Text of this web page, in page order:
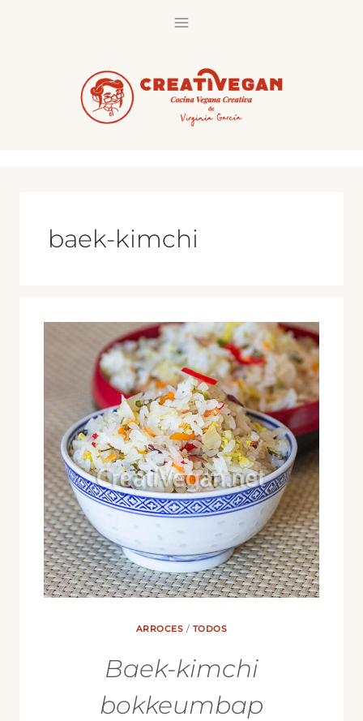
baek-kimchi
ARROCES / TODOS
Baek-kimchi
bokkeumbap